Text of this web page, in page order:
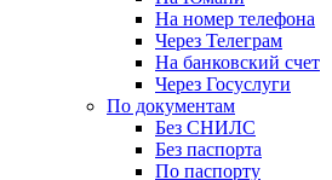
На номер телефона
Через Телеграм
На банковский счет
Через Госуслуги
По документам
Без СНИЛС
Без паспорта
По паспорту